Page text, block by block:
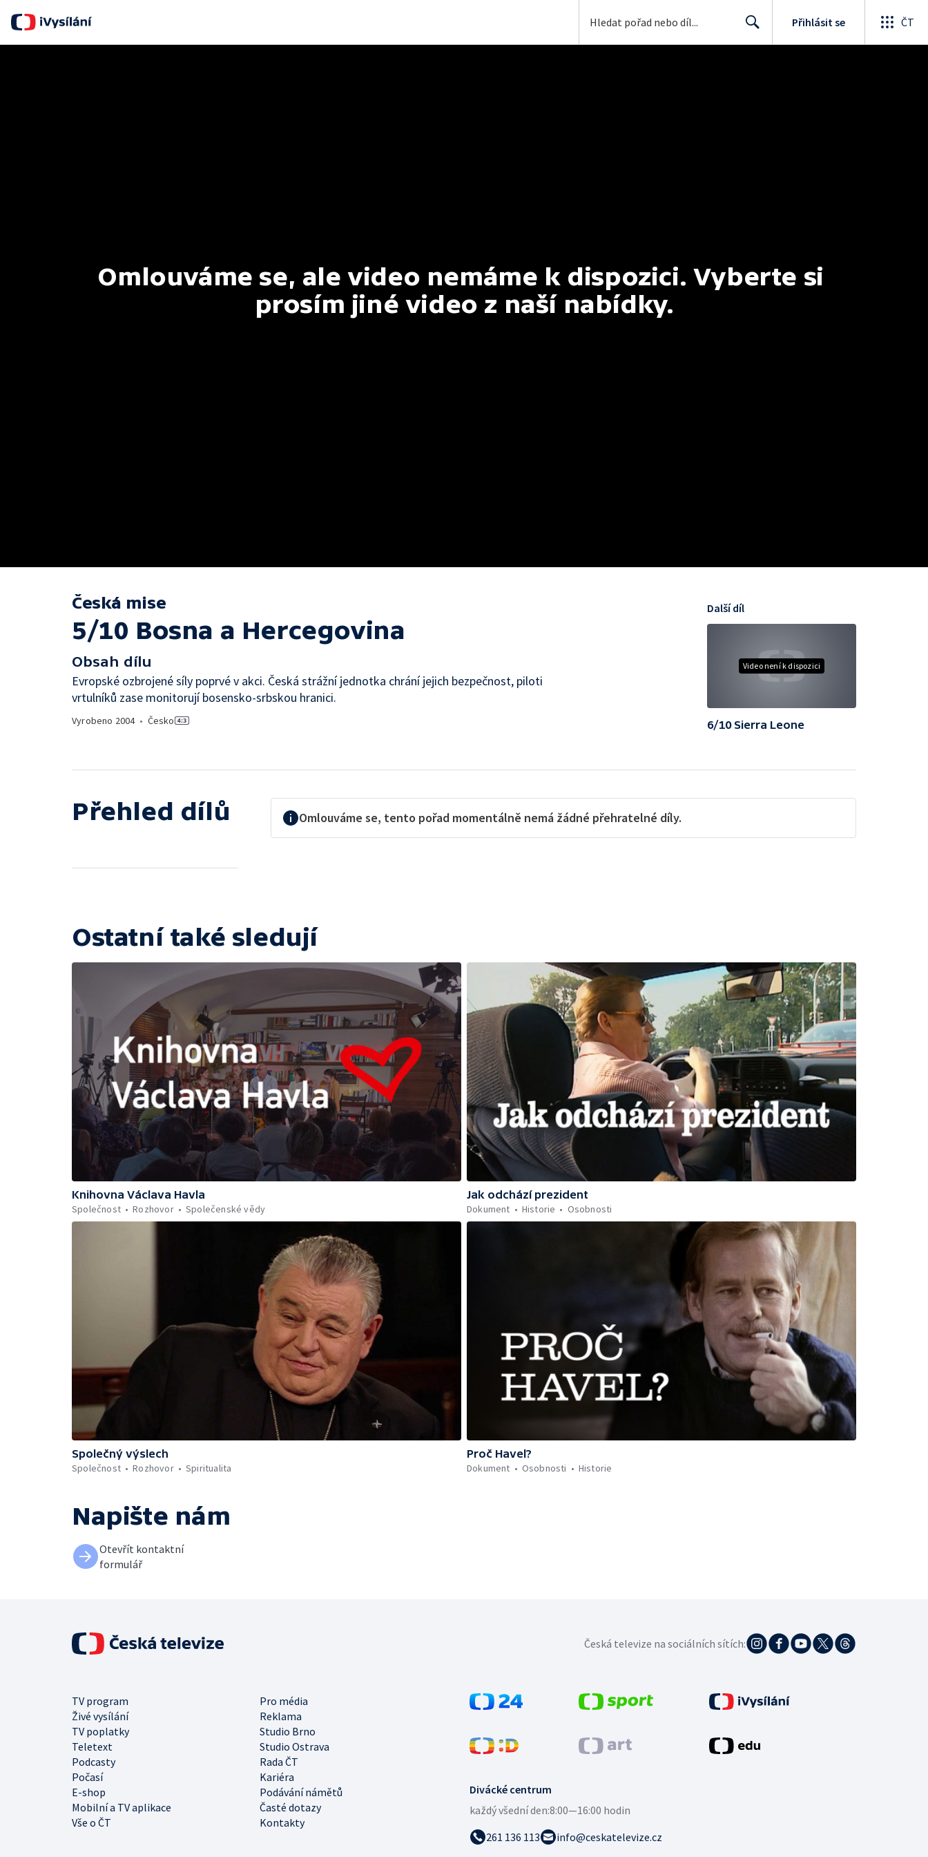
Přihlásit se ČT
Omlouváme se, ale video nemáme k dispozici. Vyberte si
prosím jiné video z naší nabídky.
Česká mise
5/10 Bosna a Hercegovina
Obsah dílu
Evropské ozbrojené síly poprvé v akci. Česká strážní jednotka chrání jejich bezpečnost, piloti
vrtulníků zase monitorují bosensko-srbskou hranici.
Vyrobeno 2004• Česko
Video není k dispozici
Další díl
6/10 Sierra Leone
Přehled dílů Omlouváme se, tento pořad momentálně nemá žádné přehratelné díly.
Ostatní také sledují
Knihovna Václava Havla
Společnost
Rozhovor Společenské vědy
Jak odchází prezident
Dokument
Historie Osobnosti
Společný výslech
Společnost
Rozhovor Spiritualita
Proč Havel?
Dokument
Osobnosti Historie
Napište nám
Otevřít kontaktní
formulář
Divácké centrum
každý všední den:8:00—16:00 hodin
261 136 113
info@ceskatelevize.cz
TV program
Pro média
Živé vysílání
Reklama
TV poplatky
Studio Brno
Teletext
Studio Ostrava
Podcasty
Rada ČT
Počasí
Kariéra
E-shop
Podávání námětů
Mobilní a TV aplikace
Časté dotazy
Vše o ČT
Kontakty
Česká televize na sociálních sítích: